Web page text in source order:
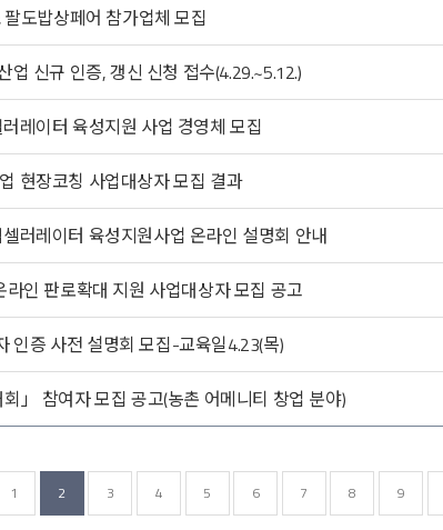
도밥상페어 참가업체 모집
신규 인증, 갱신 신청 접수(4.29.~5.12.)
레이터 육성지원 사업 경영체 모집
현장코칭 사업대상자 모집 결과
러레이터 육성지원사업 온라인 설명회 안내
인 판로확대 지원 사업대상자 모집 공고
인증 사전 설명회 모집-교육일4.23(목)
」 참여자 모집 공고(농촌 어메니티 창업 분야)
1 2 3 4 5 6 7 8 9